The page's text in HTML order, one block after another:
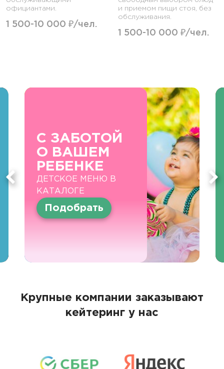
официантами.
1 500-10 000 ₽/чел.
и приемом пищи стоя, без
обслуживания.
1 500-10 000 ₽/чел.
С ЗАБОТОЙ
О ВАШЕМ
РЕБЕНКЕ
ДЕТСКОЕ МЕНЮ В
КАТАЛОГЕ
Подобрать
Крупные компании заказывают
кейтеринг у нас